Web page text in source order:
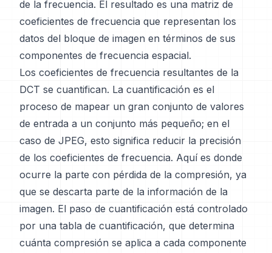
de la frecuencia. El resultado es una matriz de
coeficientes de frecuencia que representan los
datos del bloque de imagen en términos de sus
componentes de frecuencia espacial.
Los coeficientes de frecuencia resultantes de la
DCT se cuantifican. La cuantificación es el
proceso de mapear un gran conjunto de valores
de entrada a un conjunto más pequeño; en el
caso de JPEG, esto significa reducir la precisión
de los coeficientes de frecuencia. Aquí es donde
ocurre la parte con pérdida de la compresión, ya
que se descarta parte de la información de la
imagen. El paso de cuantificación está controlado
por una tabla de cuantificación, que determina
cuánta compresión se aplica a cada componente